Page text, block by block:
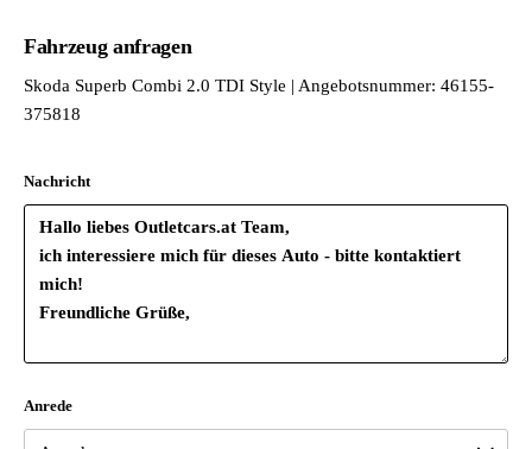
Stahlnotrad-platzsparend
Transportschutzfolie (Mindestschutz) mit zus.
Tür und Seitenverkleidung Schaumfolie und Gewebe
Variant/Avant
Variante Grundausstattung
Wartungsintervallverlängerung
Fahrzeug anfragen
Skoda Superb Combi 2.0 TDI Style | Angebotsnummer: 46155-
375818
Nachricht
Anrede